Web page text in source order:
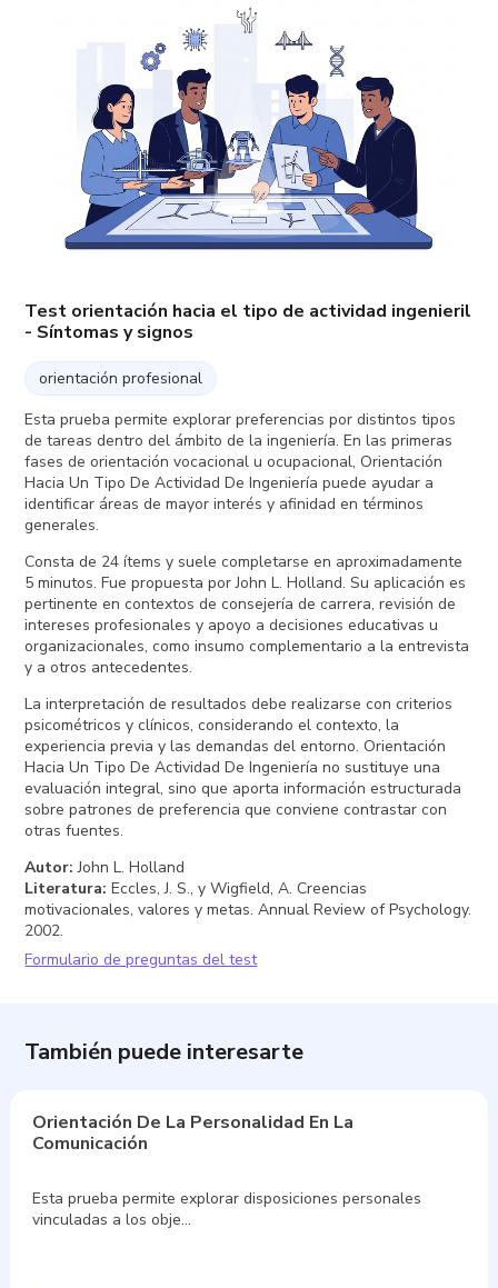
Test orientación hacia el tipo de actividad ingenieril
- Síntomas y signos
orientación profesional
Esta prueba permite explorar preferencias por distintos tipos
de tareas dentro del ámbito de la ingeniería. En las primeras
fases de orientación vocacional u ocupacional, Orientación
Hacia Un Tipo De Actividad De Ingeniería puede ayudar a
identificar áreas de mayor interés y afinidad en términos
generales.
Consta de 24 ítems y suele completarse en aproximadamente
5 minutos. Fue propuesta por John L. Holland. Su aplicación es
pertinente en contextos de consejería de carrera, revisión de
intereses profesionales y apoyo a decisiones educativas u
organizacionales, como insumo complementario a la entrevista
y a otros antecedentes.
La interpretación de resultados debe realizarse con criterios
psicométricos y clínicos, considerando el contexto, la
experiencia previa y las demandas del entorno. Orientación
Hacia Un Tipo De Actividad De Ingeniería no sustituye una
evaluación integral, sino que aporta información estructurada
sobre patrones de preferencia que conviene contrastar con
otras fuentes.
Autor: John L. Holland
Literatura: Eccles, J. S., y Wigfield, A. Creencias
motivacionales, valores y metas. Annual Review of Psychology.
2002.
Formulario de preguntas del test
También puede interesarte
Orientación De La Personalidad En La
Comunicación
Esta prueba permite explorar disposiciones personales
vinculadas a los obje…